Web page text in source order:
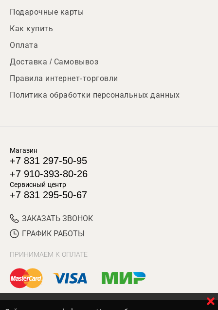
Подарочные карты
Как купить
Оплата
Доставка / Самовывоз
Правила интернет-торговли
Политика обработки персональных данных
Магазин
+7 831 297-50-95
+7 910-393-80-26
Сервисный центр
+7 831 295-50-67
ЗАКАЗАТЬ ЗВОНОК
ГРАФИК РАБОТЫ
ПРИНИМАЕМ К ОПЛАТЕ